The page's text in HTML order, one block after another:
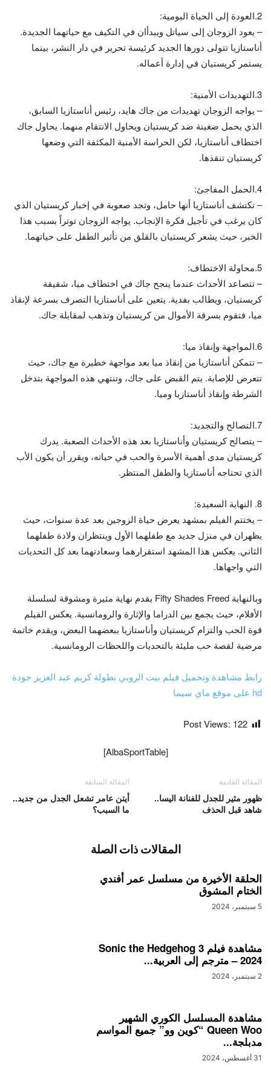
2.العودة إلى الحياة اليومية:
– يعود الزوجان إلى سياتل ويبدأان في التكيف مع حياتهما الجديدة.
أناستازيا تتولى دورها الجديد كرئيسة تحرير في دار النشر، بينما
يستمر كريستيان في إدارة أعماله.
3.التهديدات الأمنية:
– يواجه الزوجان تهديدات من جاك هايد، رئيس أناستازيا السابق،
الذي يحمل ضغينة ضد كريستيان ويحاول الانتقام منهما. يحاول جاك
اختطاف أناستازيا، لكن الحراسة الأمنية المكثفة التي وضعها
كريستيان تنقذها.
4.الحمل المفاجئ:
– تكتشف أناستازيا أنها حامل، وتجد صعوبة في إخبار كريستيان الذي
كان يرغب في تأجيل فكرة الإنجاب. يواجه الزوجان توتراً بسبب هذا
الخبر، حيث يشعر كريستيان بالقلق من تأثير الطفل على حياتهما.
5.محاولة الاختطاف:
– تتصاعد الأحداث عندما ينجح جاك في اختطاف ميا، شقيقة
كريستيان، ويطالب بفدية. يتعين على أناستازيا التصرف بسرعة لإنقاذ
ميا، فتقوم بسرقة الأموال من كريستيان وتذهب لمقابلة جاك.
6.المواجهة وإنقاذ ميا:
– تتمكن أناستازيا من إنقاذ ميا بعد مواجهة خطيرة مع جاك، حيث
تتعرض للإصابة. يتم القبض على جاك، وتنتهي هذه المواجهة بتدخل
الشرطة وإنقاذ أناستازيا وميا.
7.التصالح والتجديد:
– يتصالح كريستيان وأناستازيا بعد هذه الأحداث الصعبة. يدرك
كريستيان مدى أهمية الأسرة والحب في حياته، ويقرر أن يكون الأب
الذي تحتاجه أناستازيا والطفل المنتظر.
8. النهاية السعيدة:
– يختتم الفيلم بمشهد يعرض حياة الزوجين بعد عدة سنوات، حيث
يظهران في منزل جديد مع طفلهما الأول وينتظران ولادة طفلهما
الثاني. يعكس هذا المشهد استقرارهما وسعادتهما بعد كل التحديات
التي واجهاها.
وبالنهاية Fifty Shades Freed يقدم نهاية مثيرة ومشوقة لسلسلة
الأفلام، حيث يجمع بين الدراما والإثارة والرومانسية. يعكس الفيلم
قوة الحب والتزام كريستيان وأناستازيا ببعضهما البعض، ويقدم خاتمة
مرضية لقصة حب مليئة بالتحديات واللحظات الرومانسية.
رابط مشاهدة وتحميل فيلم بيت الروبي بطولة كريم عبد العزيز جودة
hd على موقع ماي سيما
Post Views: 122
[AlbaSportTable]
المقالة السابقة
أيتن عامر تشعل الجدل من جديد..
ما السبب؟
المقالة القادمة
ظهور مثير للجدل للفنانة اليسا..
شاهد قبل الحذف
المقالات ذات الصلة
الحلقة الأخيرة من مسلسل عمر أفندي
الختام المشوق
5 سبتمبر، 2024
مشاهدة فيلم Sonic the Hedgehog 3
– 2024 مترجم إلى العربية...
2 سبتمبر، 2024
مشاهدة المسلسل الكوري الشهير
Queen Woo “كوين وو” جميع المواسم
مدبلجة...
31 أغسطس، 2024